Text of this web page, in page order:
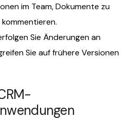
im Team, Dokumente zu
Sie Änderungen an
Sie auf frühere Versionen